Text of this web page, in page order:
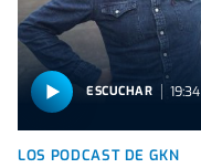
ESCUCHAR 19:34
LOS PODCAST DE GKN